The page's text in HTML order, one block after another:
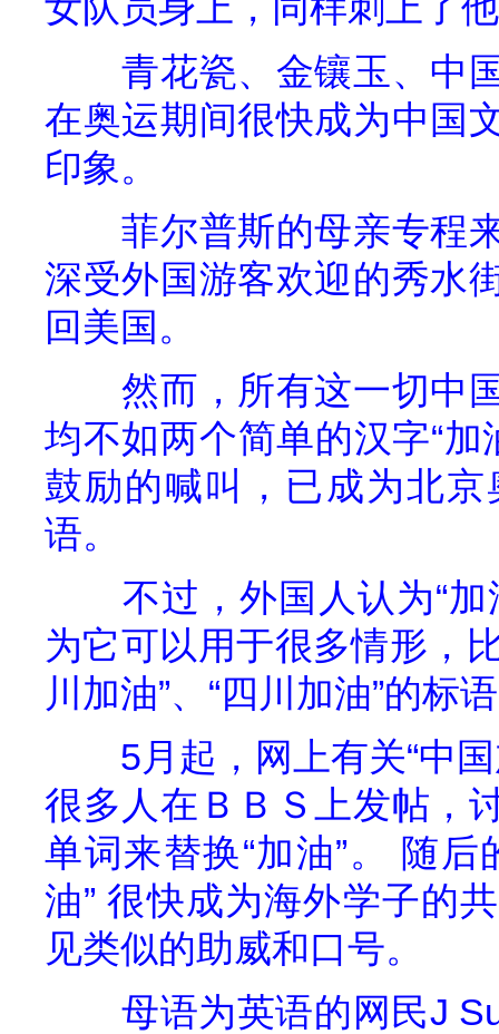
青花瓷、金镶玉、中
在奥运期间很快成为中国
印象。
菲尔普斯的母亲专程
深受外国游客欢迎的秀水
回美国。
然而，所有这一切中
均不如两个简单的汉字“加
鼓励的喊叫，已成为北
语。
不过，外国人认为“
为它可以用于很多情形，
川加油”、“四川加油”的标
5月起，网上有关“中
很多人在ＢＢＳ上发帖，
单词来替换“加油”。
随后
油” 很快成为海外学子的
见类似的助威和口号。
母语为英语的网民J